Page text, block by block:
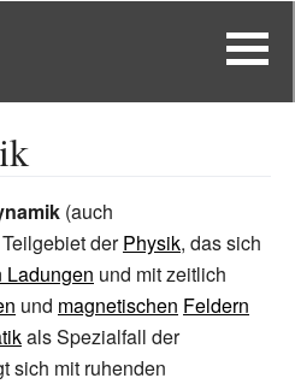
(auch
derPhysik, das sich
Ladungen und mit zeitlich
und magnetischen Feldern
als Spezialfall der
sich mit ruhenden